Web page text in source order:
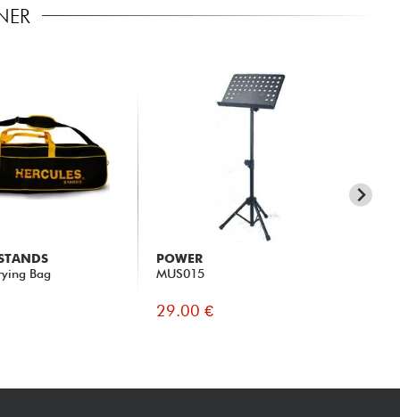
Bag
POWER
MUS015
29.00 €